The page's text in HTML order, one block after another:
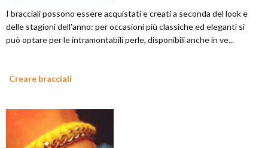
I bracciali possono essere acquistati e creati a seconda del look e
delle stagioni dell'anno: per occasioni più classiche ed eleganti si
può optare per le intramontabili perle, disponibili anche in ve...
Creare bracciali